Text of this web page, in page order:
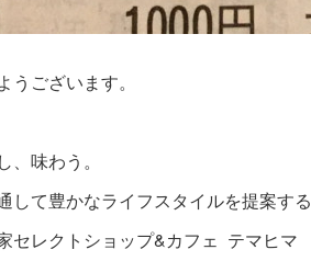
うございます。
、味わう。
して豊かなライフスタイルを提案する
セレクトショップ&カフェ テマヒマ